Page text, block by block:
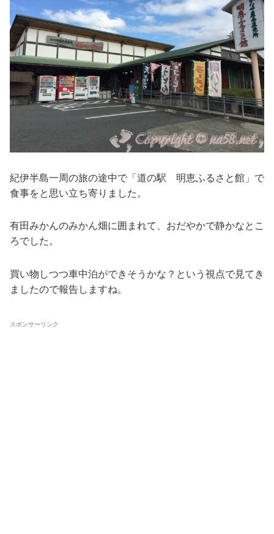
紀伊半島一周の旅の途中で「道の駅 明恵ふるさと館」で
食事をと思い立ち寄りました。
有田みかんのみかん畑に囲まれて、おだやかで静かなとこ
ろでした。
買い物しつつ車中泊ができそうかな？という視点で見てき
ましたので報告しますね。
スポンサーリンク